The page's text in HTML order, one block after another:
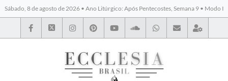
Sábado, 8 de agosto de 2026 • Ano Litúrgico: Após Pentecostes, Semana 9 • Modo I